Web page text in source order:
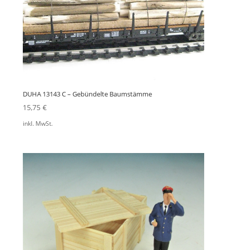
DUHA 13143 C – Gebündelte Baumstämme
15,75 €
inkl. MwSt.